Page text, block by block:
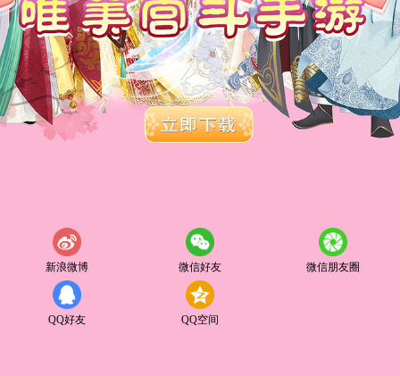
新浪微博 微信好友 微信朋友圈
QQ好友 QQ空间